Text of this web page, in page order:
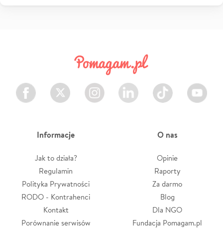
Facebook Twitter Instagram LinkedIn TikTok Youtube
Informacje
Jak to działa?
Regulamin
Polityka Prywatności
RODO - Kontrahenci
Kontakt
Porównanie serwisów
O nas
Opinie
Raporty
Za darmo
Blog
Dla NGO
Fundacja Pomagam.pl